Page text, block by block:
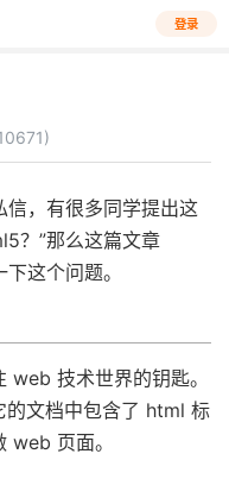
登录
，有很多同学提出这
？”那么这篇文章
这个问题。
技术世界的钥匙。
的文档中包含了 html 标
页面。